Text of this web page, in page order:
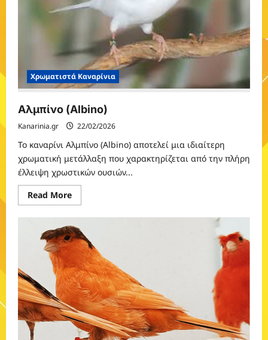
Χρωματιστά Καναρίνια
Αλμπίνο (Albino)
Kanarinia.gr 22/02/2026
Το καναρίνι Αλμπίνο (Albino) αποτελεί μια ιδιαίτερη
χρωματική μετάλλαξη που χαρακτηρίζεται από την πλήρη
έλλειψη χρωστικών ουσιών...
Read MoreRead
more
Αλμπίνο
(Albino)